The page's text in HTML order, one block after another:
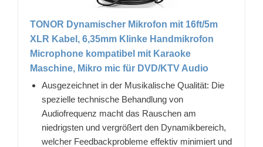
TONOR Dynamischer Mikrofon mit 16ft/5m
XLR Kabel, 6,35mm Klinke Handmikrofon
Microphone kompatibel mit Karaoke
Maschine, Mikro mic für DVD/KTV Audio
Ausgezeichnet in der Musikalische Qualität: Die
spezielle technische Behandlung von
Audiofrequenz macht das Rauschen am
niedrigsten und vergrößert den Dynamikbereich,
welcher Feedbackprobleme effektiv minimiert und